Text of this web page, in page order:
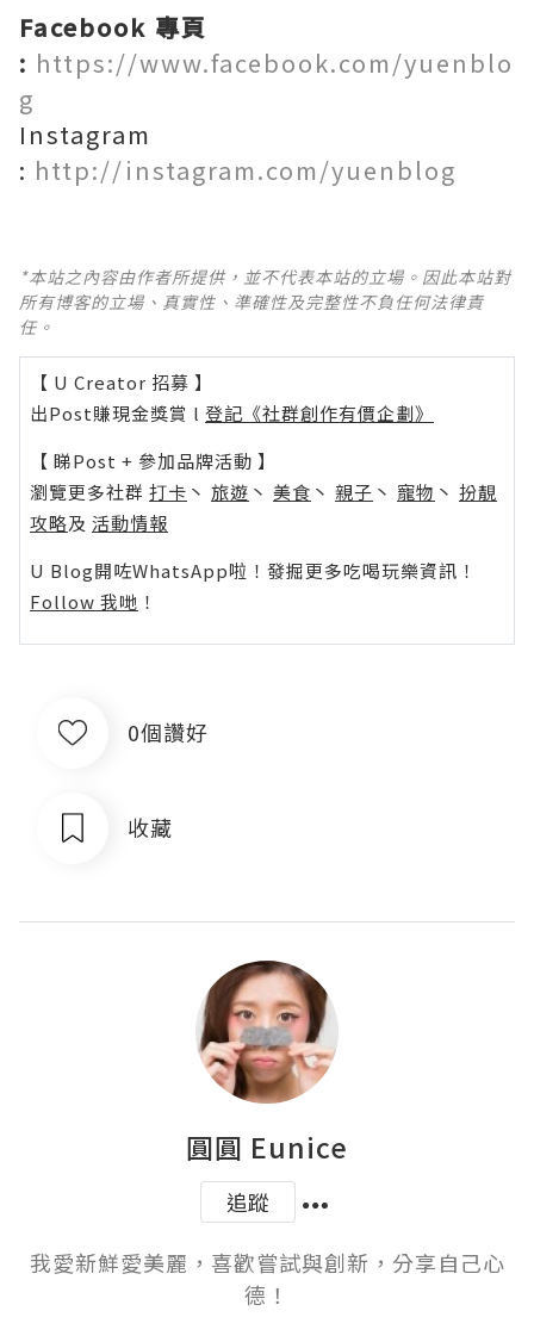
Facebook 專頁
: https://www.facebook.com/yuenblo
g
Instagram
: http://instagram.com/yuenblog
*本站之內容由作者所提供，並不代表本站的立場。因此本站對
所有博客的立場、真實性、準確性及完整性不負任何法律責
任。
【 U Creator 招募 】
出Post賺現金獎賞 l 登記《社群創作有價企劃》
【 睇Post + 參加品牌活動 】
瀏覽更多社群 打卡 丶 旅遊 丶 美食 丶 親子 丶 寵物 丶 扮靚
攻略及 活動情報
U Blog開咗WhatsApp啦！發掘更多吃喝玩樂資訊！
Follow 我哋 ！
0個讚好
收藏
圓圓 Eunice
追蹤
我愛新鮮愛美麗，喜歡嘗試與創新，分享自己心
德！